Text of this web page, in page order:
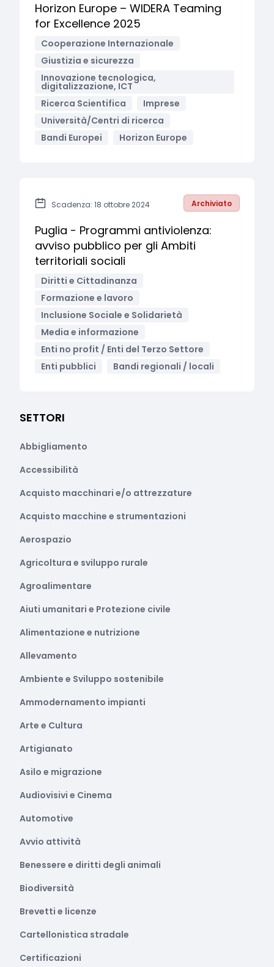
Horizon Europe – WIDERA Teaming
for Excellence 2025
Cooperazione Internazionale
Giustizia e sicurezza
Innovazione tecnologica,
digitalizzazione, ICT
Ricerca Scientifica
Imprese
Università/Centri di ricerca
Bandi Europei
Horizon Europe
Scadenza: 18 ottobre 2024 Archiviato
Puglia - Programmi antiviolenza:
avviso pubblico per gli Ambiti
territoriali sociali
Diritti e Cittadinanza
Formazione e lavoro
Inclusione Sociale e Solidarietà
Media e informazione
Enti no profit / Enti del Terzo Settore
Enti pubblici
Bandi regionali / locali
SETTORI
Abbigliamento
Accessibilità
Acquisto macchinari e/o attrezzature
Acquisto macchine e strumentazioni
Aerospazio
Agricoltura e sviluppo rurale
Agroalimentare
Aiuti umanitari e Protezione civile
Alimentazione e nutrizione
Allevamento
Ambiente e Sviluppo sostenibile
Ammodernamento impianti
Arte e Cultura
Artigianato
Asilo e migrazione
Audiovisivi e Cinema
Automotive
Avvio attività
Benessere e diritti degli animali
Biodiversità
Brevetti e licenze
Cartellonistica stradale
Certificazioni